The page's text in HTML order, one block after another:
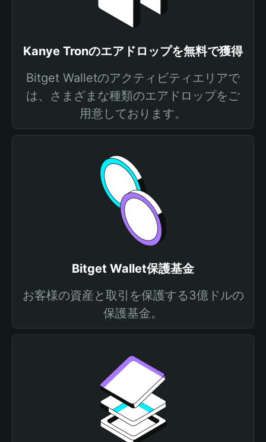
Kanye Tronのエアドロップを無料で獲得
Bitget Walletのアクティビティエリアで
は、さまざまな種類のエアドロップをご
用意しております。
Bitget Wallet保護基金
お客様の資産と取引を保護する3億ドルの
保護基金。